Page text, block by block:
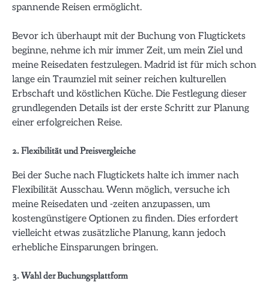
spannende Reisen ermöglicht.
Bevor ich überhaupt mit der Buchung von Flugtickets
beginne, nehme ich mir immer Zeit, um mein Ziel und
meine Reisedaten festzulegen. Madrid ist für mich schon
lange ein Traumziel mit seiner reichen kulturellen
Erbschaft und köstlichen Küche. Die Festlegung dieser
grundlegenden Details ist der erste Schritt zur Planung
einer erfolgreichen Reise.
2. Flexibilität und Preisvergleiche
Bei der Suche nach Flugtickets halte ich immer nach
Flexibilität Ausschau. Wenn möglich, versuche ich
meine Reisedaten und -zeiten anzupassen, um
kostengünstigere Optionen zu finden. Dies erfordert
vielleicht etwas zusätzliche Planung, kann jedoch
erhebliche Einsparungen bringen.
3. Wahl der Buchungsplattform